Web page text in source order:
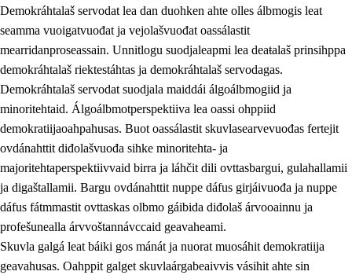
1.5 Luondduákten ja birasdiđolašvuohta
1.6 Demokratiija ja mielváikkuheapmi
Demokráhtalaš servodat lea dan duohken ahte olles álbmogis leat
seamma vuoigatvuođat ja vejolašvuođat oassálastit
mearridanproseassain. Unnitlogu suodjaleapmi lea deaŧalaš prinsihppa
demokráhtalaš riektestáhtas ja demokráhtalaš servodagas.
Demokráhtalaš servodat suodjala maiddái álgoálbmogiid ja
minoritehtaid. Álgoálbmotperspektiiva lea oassi ohppiid
demokratiijaoahpahusas. Buot oassálastit skuvlasearvevuođas fertejit
ovdánahttit diđolašvuođa sihke minoritehta- ja
majoritehtaperspektiivvaid birra ja láhčit dili ovttasbargui, gulahallamii
ja digaštallamii. Bargu ovdánahttit nuppe dáfus girjáivuođa ja nuppe
dáfus fátmmastit ovttaskas olbmo gáibida diđolaš árvooainnu ja
profešunealla árvvoštannávccaid geavaheami.
Skuvla galgá leat báiki gos mánát ja nuorat muosáhit demokratiija
geavahusas. Oahppit galget skuvlaárgabeaivvis vásihit ahte sin